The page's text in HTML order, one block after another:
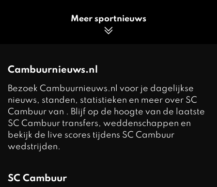
Meer sportnieuws
Cambuurnieuws.nl
Bezoek Cambuurnieuws.nl voor je dagelijkse
nieuws, standen, statistieken en meer over SC
Cambuur van . Blijf op de hoogte van de laatste
SC Cambuur transfers, weddenschappen en
bekijk de live scores tijdens SC Cambuur
wedstrijden.
SC Cambuur